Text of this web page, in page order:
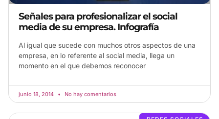
Señales para profesionalizar el social
media de su empresa. Infografía
Al igual que sucede con muchos otros aspectos de una
empresa, en lo referente al social media, llega un
momento en el que debemos reconocer
junio 18, 2014 No hay comentarios